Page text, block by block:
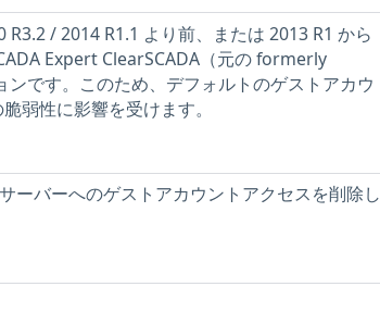
/ 2014 R1.1 より前、または 2013 R1 から
Expert ClearSCADA（元の formerly
です。このため、デフォルトのゲストアカウ
弱性に影響を受けます。
ーバーへのゲストアカウントアクセスを削除し